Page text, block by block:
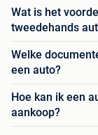
Wat is het
tweedehands
Welke
een auto?
Hoe kan ik een
aankoop?